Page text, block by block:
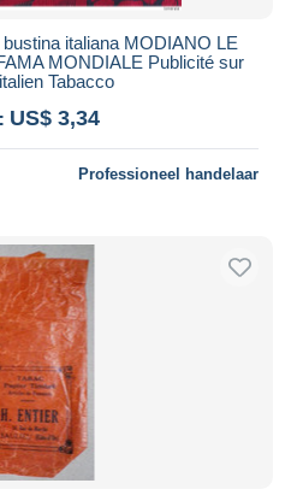
italiana MODIANO LE
MONDIALE Publicité sur
Tabacco
US$ 3,34
Professioneel handelaar